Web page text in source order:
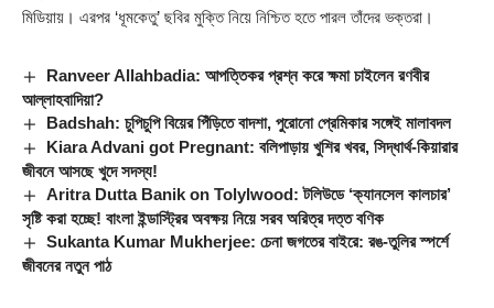
মিডিয়ায়। এরপর ‘ধূমকেতু’ ছবির মুক্তি নিয়ে নিশ্চিত হতে পারল তাঁদের ভক্তরা।
Ranveer Allahbadia: আপত্তিকর প্রশ্ন করে ক্ষমা চাইলেন রণবীর
আল্লাহবাদিয়া?
Badshah: চুপিচুপি বিয়ের পিঁড়িতে বাদশা, পুরোনো প্রেমিকার সঙ্গেই মালাবদল
Kiara Advani got Pregnant: বলিপাড়ায় খুশির খবর, সিদ্ধার্থ-কিয়ারার
জীবনে আসছে খুদে সদস্য!
Aritra Dutta Banik on Tolylwood: টলিউডে ‘ক্যানসেল কালচার’
সৃষ্টি করা হচ্ছে! বাংলা ইন্ডাস্ট্রির অবক্ষয় নিয়ে সরব অরিত্র দত্ত বণিক
Sukanta Kumar Mukherjee: চেনা জগতের বাইরে: রঙ-তুলির স্পর্শে
জীবনের নতুন পাঠ